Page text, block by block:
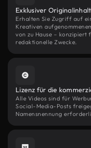
Exklusiver Originalinhalt
Erhalten Sie Zugriff auf
Kreativen
von zu Hause –
redaktionelle Zwecke.
Lizenz für die
Alle Videos sind für
Social-Media-Posts
Namensnennung